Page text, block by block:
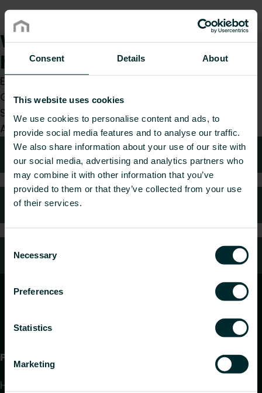
Consent Details About
This website uses cookies
We use cookies to personalise content and ads, to
provide social media features and to analyse our traffic.
We also share information about your use of our site with
our social media, advertising and analytics partners who
may combine it with other information that you’ve
provided to them or that they’ve collected from your use
of their services.
Selection
Necessary
Preferences
Statistics
Marketing
Wie können wir Ihnen
helfen?
Egal, ob Sie Installateur, Architekt, Planer,
Großhändler oder Endverbraucher sind, treffen
Sie eine Wahl und wir kümmern uns gerne um Ihr
Anliegen.
Technische Beratung
Häufig gestellte Fragen
Kundendienst
Produkte
Heizkörper